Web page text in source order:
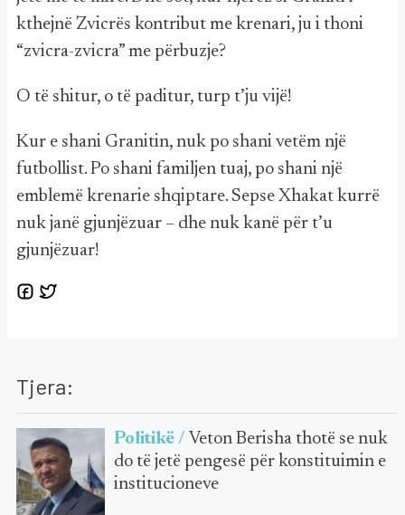
kthejnë Zvicrës kontribut me krenari, ju i thoni
“zvicra-zvicra” me përbuzje?
O të shitur, o të paditur, turp t’ju vijë!
Kur e shani Granitin, nuk po shani vetëm një
futbollist. Po shani familjen tuaj, po shani një
emblemë krenarie shqiptare. Sepse Xhakat kurrë
nuk janë gjunjëzuar – dhe nuk kanë për t’u
gjunjëzuar!
Tjera:
Politikë / Veton Berisha thotë se nuk
do të jetë pengesë për konstituimin e
institucioneve